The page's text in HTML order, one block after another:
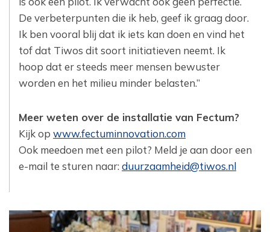
De verbeterpunten die ik heb, geef ik graag door.
Ik ben vooral blij dat ik iets kan doen en vind het
tof dat Tiwos dit soort initiatieven neemt. Ik
hoop dat er steeds meer mensen bewuster
worden en het milieu minder belasten.”
Meer weten over de installatie van Fectum?
Kijk op www.fectuminnovation.com
Ook meedoen met een pilot? Meld je aan door een
e-mail te sturen naar: duurzaamheid@tiwos.nl